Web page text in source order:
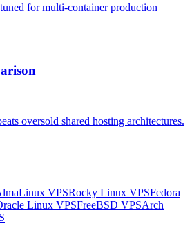
for multi-container production
oversold shared hosting architectures.
VPSRocky Linux VPSFedora
Linux VPSFreeBSD VPSArch